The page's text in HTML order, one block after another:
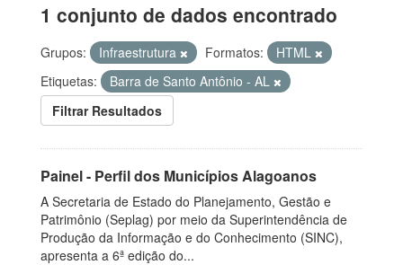
1 conjunto de dados encontrado
Grupos: Infraestrutura Formatos:
HTML
Etiquetas:
Barra de Santo Antônio - AL
Filtrar Resultados
Painel - Perfil dos Municípios Alagoanos
A Secretaria de Estado do Planejamento, Gestão e
Patrimônio (Seplag) por meio da Superintendência de
Produção da Informação e do Conhecimento (SINC),
apresenta a 6ª edição do...